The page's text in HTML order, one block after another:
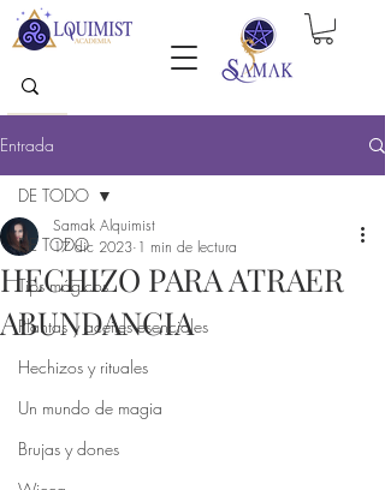
Entrada
DE TODO
Tips mágicos
Plantas y aceites esenciales
Hechizos y rituales
Un mundo de magia
Brujas y dones
DE TODO
HECHIZO PARA ATRAER
ABUNDANCIA
Samak Alquimist
17 dic 2023 1 min de lectura